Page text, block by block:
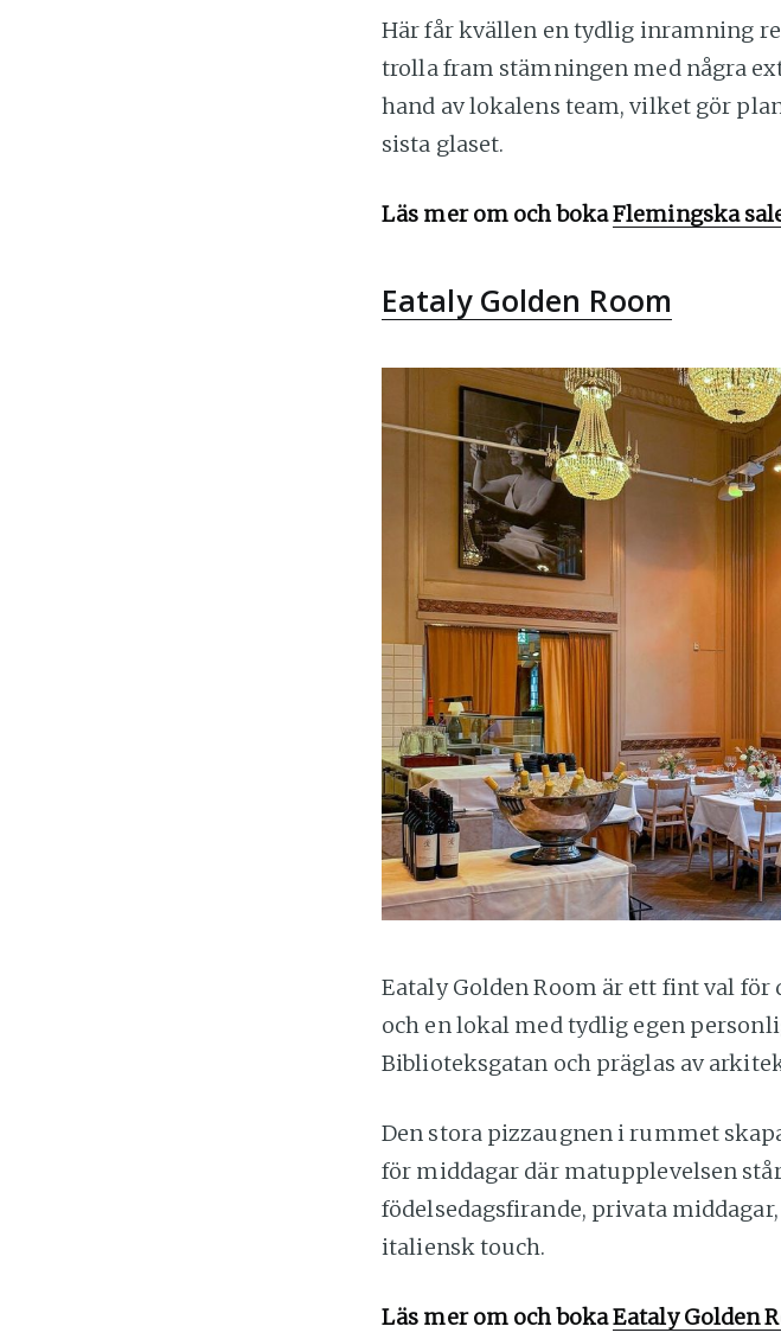
Här får kvällen en tydlig inramning
trolla fram stämningen med några
hand av lokalens team, vilket gör
sista glaset.
Läs mer om och bokaFlemingska
Eataly Golden Room
Eataly Golden Room är ett fint val
och en lokal med tydlig egen
Biblioteksgatan och präglas av
Den stora pizzaugnen i rummet
för middagar där matupplevelsen
födelsedagsfirande, privata
italiensk touch.
Läs mer om och bokaEataly Golden